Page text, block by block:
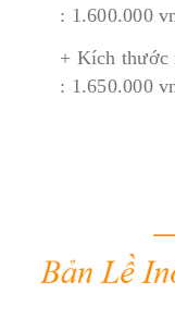
: 1.600.000
+ Kích thước
: 1.650.000